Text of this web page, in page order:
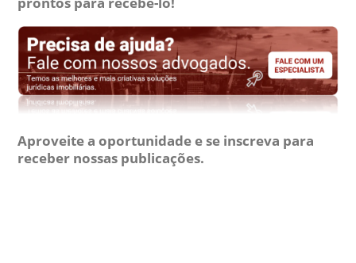
Aproveite a oportunidade e se inscreva para
receber nossas publicações.